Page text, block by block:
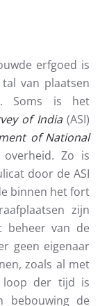
erfgoed is
van plaatsen
Soms is het
of India(ASI)
of National
Zo is
door de ASI
binnen het fort
zijn
beheer van de
geen eigenaar
zoals al met
loop der tijd is
bebouwing de